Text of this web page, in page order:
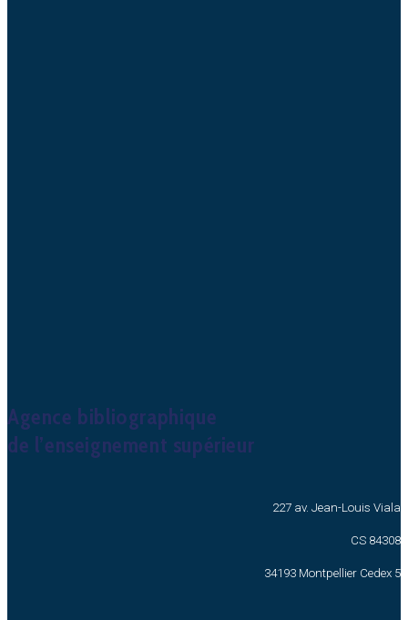
Agence bibliographique
de l’enseignement supérieur
227 av. Jean-Louis Viala
CS 84308
34193 Montpellier Cedex 5